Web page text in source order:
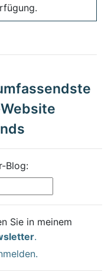
Blog:
Sie in meinem
.